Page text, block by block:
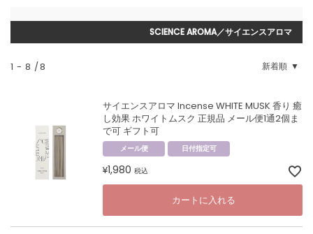
SCIENCE AROMA／サイエンスアロマ
新着順
1 - 8 8
サイエンスアロマ Incense WHITE MUSK 香り 癒
し効果 ホワイトムスク 正規品 メール便1通2個ま
で可 ギフト可
メール便 日付指定可
¥1,980 税込
カートに入れる